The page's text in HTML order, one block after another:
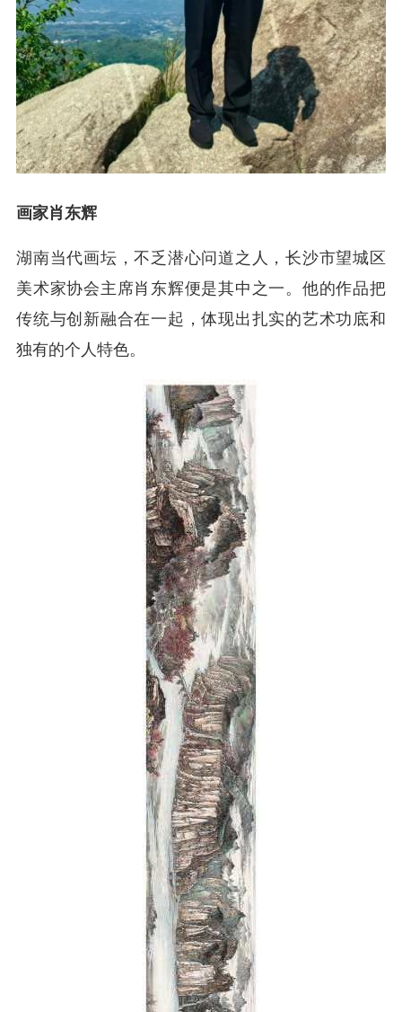
画家肖东辉
湖南当代画坛，不乏潜心问道之人，长沙市望城区
美术家协会主席肖东辉便是其中之一。他的作品把
传统与创新融合在一起，体现出扎实的艺术功底和
独有的个人特色。